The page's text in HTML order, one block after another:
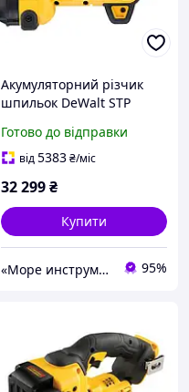
Акумуляторний різчик
шпильок DeWalt STP
ЗП)
Готово до відправки
від5383₴/міс
32 299₴
Купити
«Море инструментов» 95%